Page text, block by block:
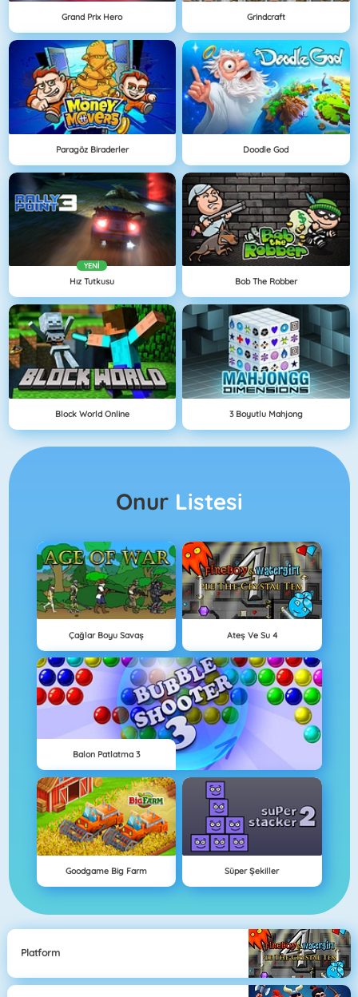
Grand Prix Hero Grindcraft
Paragöz Biraderler Doodle God
YENI
Hız Tutkusu Bob The Robber
Block World Online 3 Boyutlu Mahjong
Onur Listesi
Çağlar Boyu Savaş Ateş Ve Su 4
Balon Patlatma 3
Goodgame Big Farm Süper Şekiller
Platform